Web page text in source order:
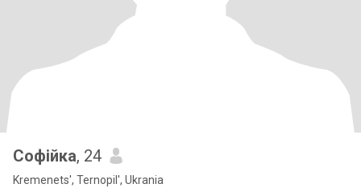
Софійка, 24
Kremenets', Ternopil', Ukrania